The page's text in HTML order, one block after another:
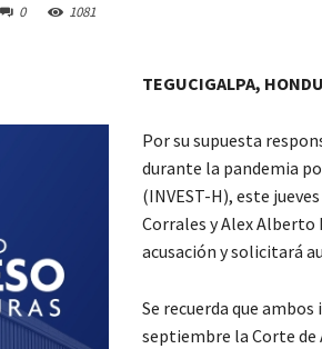
0 1081
TEGUCIGALPA,
Por su supuesta
durante la pandemia
(INVEST-H), este
Corrales y Alex
acusación y solicitará
Se recuerda que
septiembre la Corte de